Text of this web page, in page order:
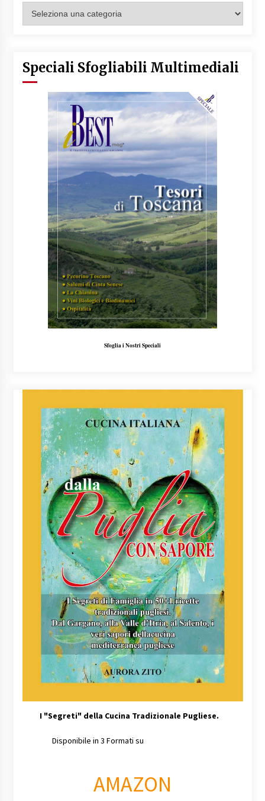
Articoli
Speciali Sfogliabili Multimediali
Sfoglia i Nostri Speciali
I "Segreti" della Cucina Tradizionale Pugliese.
Disponibile in 3 Formati su
AMAZON